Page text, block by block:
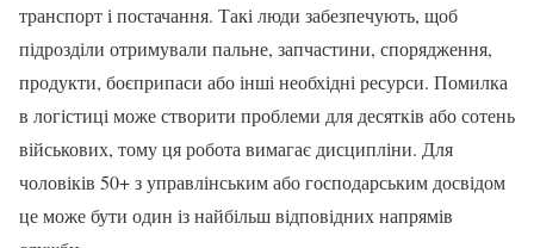
транспорт і постачання. Такі люди забезпечують, щоб
підрозділи отримували пальне, запчастини, спорядження,
продукти, боєприпаси або інші необхідні ресурси. Помилка
в логістиці може створити проблеми для десятків або сотень
військових, тому ця робота вимагає дисципліни. Для
чоловіків 50+ з управлінським або господарським досвідом
це може бути один із найбільш відповідних напрямів